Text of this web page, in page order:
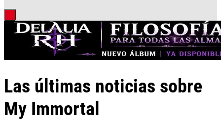
Las últimas noticias sobre
My Immortal